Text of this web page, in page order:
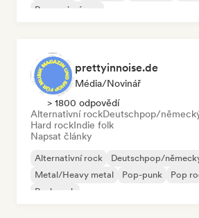
Progresivní pop
prettyinnoise.de
Média/novinář
> 1800 odpovědí
Alternativní rockDeutschpop/
Hard rockIndie folk
Napsat články
Alternativní rock Deutschpop/
Metal/Heavy metal
Pop-punk Pop
Punk rock